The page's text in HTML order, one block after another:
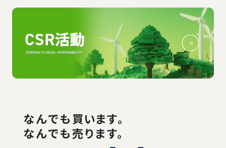
なんでも 買います。
なんでも売ります。